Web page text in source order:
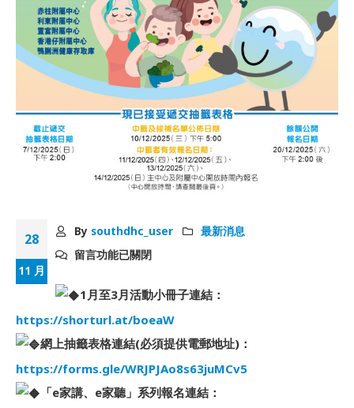
28
11 月
By southdhc_user
最新消息
留言功能已關閉
1月至3月活動小冊子連結：
https://shorturl.at/boeaW
網上抽籤表格連結(必須提供電郵地址)：
https://forms.gle/WRJPJAo8s63juMCv5
「e家講、e家聽」系列報名連結：